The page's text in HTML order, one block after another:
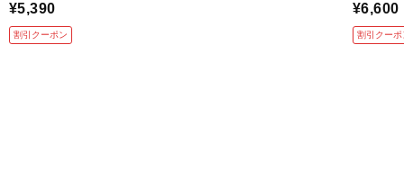
¥5,390
割引クーポン
¥6,600
割引クーポ